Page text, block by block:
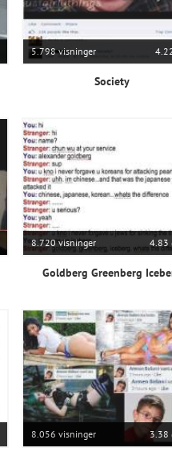
5.798 visninger
Society
8.720 visninger 4.83
Goldberg Greenberg
8.056 visninger 3.38